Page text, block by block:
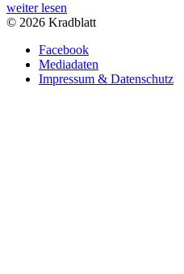
weiter lesen
© 2026 Kradblatt
Facebook
Mediadaten
Impressum & Datenschutz